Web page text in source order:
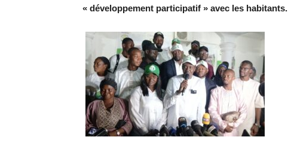
« développement participatif » avec les habitants.